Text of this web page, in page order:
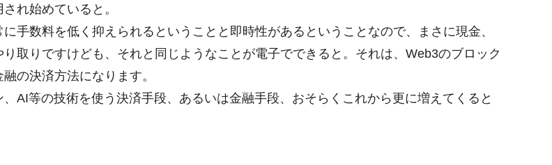
れ始めていると。
手数料を低く抑えられるということと即時性があるということなので、まさに現金、
取りですけども、それと同じようなことが電子でできると。それは、Web3のブロック
の決済方法になります。
AI等の技術を使う決済手段、あるいは金融手段、おそらくこれから更に増えてくると